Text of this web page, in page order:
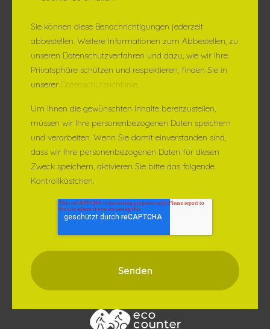
Sie können diese Benachrichtigungen jederzeit
abbestellen. Weitere Informationen zum Abbestellen, zu
unseren Datenschutzverfahren und dazu, wie wir Ihre
Privatsphäre schützen und respektieren, finden Sie in
unserer Datenschutzrichtlinie
Um Ihnen die gewünschten Inhalte bereitzustellen,
müssen wir Ihre personenbezogenen Daten speichern
und verarbeiten. Wenn Sie damit einverstanden sind,
dass wir Ihre personenbezogenen Daten für diesen
Zweck speichern, aktivieren Sie bitte das folgende
Kontrollkästchen.